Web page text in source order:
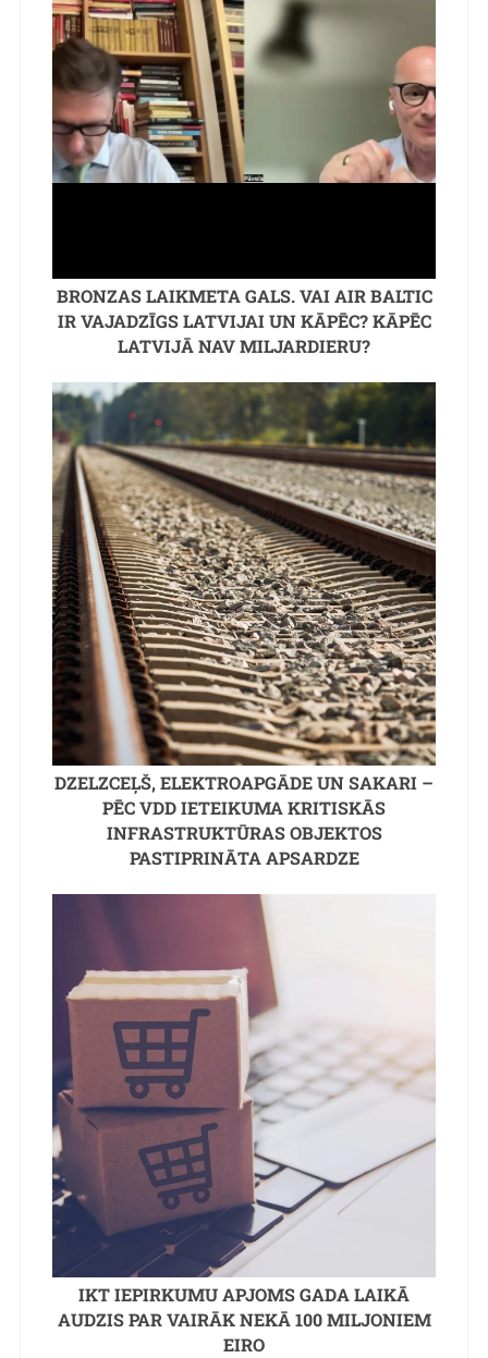
BRONZAS LAIKMETA GALS. VAI AIR BALTIC
IR VAJADZĪGS LATVIJAI UN KĀPĒC? KĀPĒC
LATVIJĀ NAV MILJARDIERU?
DZELZCEĻŠ, ELEKTROAPGĀDE UN SAKARI –
PĒC VDD IETEIKUMA KRITISKĀS
INFRASTRUKTŪRAS OBJEKTOS
PASTIPRINĀTA APSARDZE
IKT IEPIRKUMU APJOMS GADA LAIKĀ
AUDZIS PAR VAIRĀK NEKĀ 100 MILJONIEM
EIRO